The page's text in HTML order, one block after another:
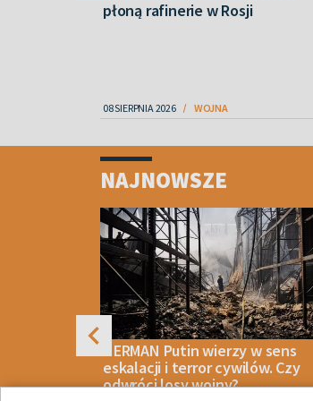
płoną rafinerie w Rosji
08 SIERPNIA 2026 WOJNA
NAJNOWSZE
HERMAN Putin wierzy w sens
eskalacji i terror cywilów. Czy
odwróci losy wojny?